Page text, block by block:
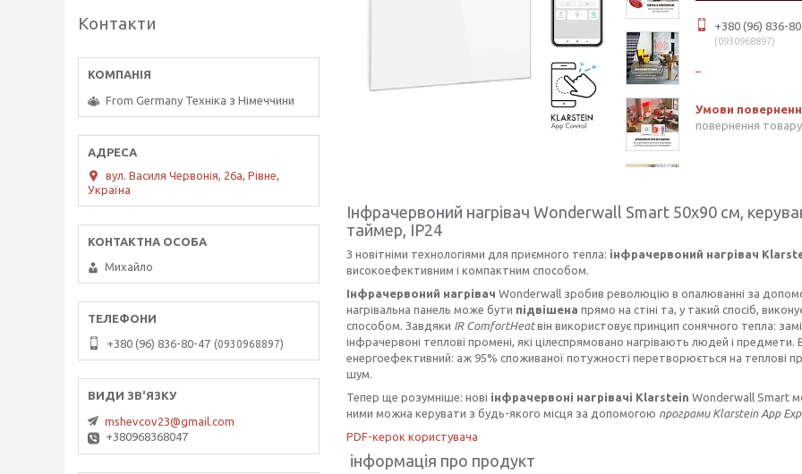
+380 (96) 836-
0930968897
повернення
Інфрачервоний нагрівач Wonderwall Smart 50x90 см,
таймер, IP24
З новітніми технологіями для приємного тепла: інфрачервоний нагрівач
високоефективним і компактним способом.
Інфрачервоний нагрівач Wonderwall зробив революцію в опалюванні за
нагрівальна панель може бути підвішена прямо на стіні та, у такий спосіб,
способом. Завдяки IR ComfortHeatвін використовує принцип сонячного тепла:
інфрачервоні теплові промені, які цілеспрямовано нагрівають людей і
енергоефективний: аж 95% споживаної потужності перетворюється на теплові
шум.
Тепер ще розумніше: нові інфрачервоні нагрівачі Klarstein Wonderwall Smart
ними можна керувати з будь-якого місця за допомогою програми Klarstein App
PDF-керок користувача
інформація про продукт
Контакти
From Germany Техніка з Німеччини
вул. Василя Червонія, 26а, Рівне,
Україна
Михайло
+380 (96) 836-80-47 0930968897
mshevcov23@gmail.com
+380968368047